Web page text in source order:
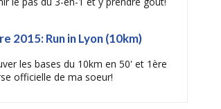
2015: Run in Lyon (10km)
les bases du 10km en 50' et 1ère
officielle de ma soeur!